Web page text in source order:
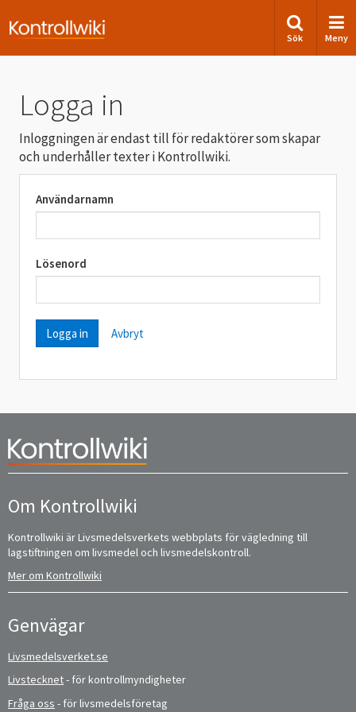
Sök Meny
Logga in
Inloggningen är endast till för redaktörer som skapar
och underhåller texter i Kontrollwiki.
Användarnamn
Lösenord
Avbryt
Om Kontrollwiki
Kontrollwiki är Livsmedelsverkets webbplats för vägledning till
lagstiftningen om livsmedel och livsmedelskontroll.
Mer om Kontrollwiki
Genvägar
Livsmedelsverket.se
Livstecknet- för kontrollmyndigheter
Fråga oss - för livsmedelsföretag